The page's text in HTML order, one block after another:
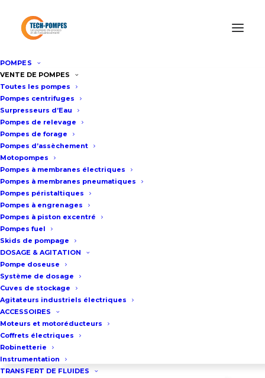
POMPES
VENTE DE POMPES
Toutes les pompes
Pompes centrifuges
Surpresseurs d’Eau
Pompes de relevage
Pompes de forage
Pompes d’assèchement
Motopompes
Pompes à membranes électriques
Pompes à membranes pneumatiques
Pompes péristaltiques
Pompes à engrenages
Pompes à piston excentré
Pompes fuel
Skids de pompage
DOSAGE & AGITATION
Pompe doseuse
Système de dosage
Cuves de stockage
Agitateurs industriels électriques
ACCESSOIRES
Moteurs et motoréducteurs
Coffrets électriques
Robinetterie
Instrumentation
TRANSFERT DE FLUIDES
Accueil /Location de pompes
Location pompe à eau 350m3/h – 9bar
Location pompe à eau 350m3/h
– 9bar
Fiche technique
Cette pompe de location est une
pompe de process à turbine
fermée.
Corps et turbine de pompe en
fonte. Garniture mécanique en
carbure de silicium, joints FKM
Moteur 75Kw – 2900Tr/min (In: 94 A
à 400 Volt)
Débit : 40m3/h à 8,8 bar jusqu’à